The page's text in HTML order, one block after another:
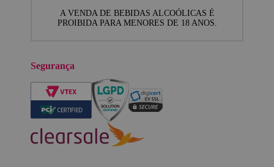
A VENDA DE BEBIDAS ALCOÓLICAS É
PROIBIDA PARA MENORES DE 18 ANOS.
Segurança